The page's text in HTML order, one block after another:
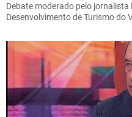
Debate moderado pelo
Desenvolvimento de Turismo do